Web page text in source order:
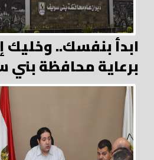
ابدأ بنفسك.. وخليك
برعاية محافظة